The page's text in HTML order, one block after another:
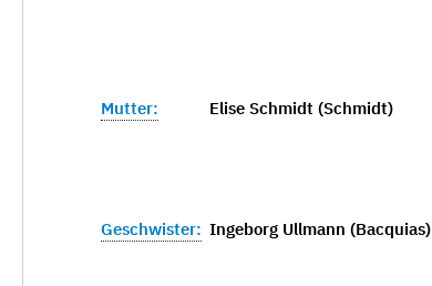
Mutter: Elise Schmidt (Schmidt)
Geschwister: Ingeborg Ullmann (Bacquias)